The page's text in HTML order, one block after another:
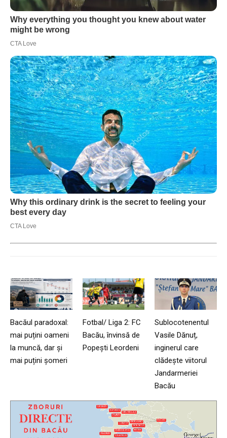
Bacăul paradoxal:
mai puțini oameni
la muncă, dar și
mai puțini șomeri
Fotbal/ Liga 2: FC
Bacău, învinsă de
Popești Leordeni
Sublocotenentul
Vasile Dănuț,
inginerul care
clădește viitorul
Jandarmeriei
Bacău